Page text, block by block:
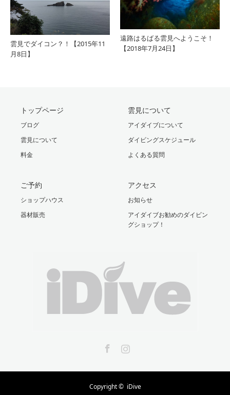
雲見でダイコン？！【2015年11
月8日】
遠路はるばる雲見へようこそ！
【2018年7月24日】
トップページ
ブログ
雲見について
料金
雲見について
アイダイブについて
ダイビングスケジュール
よくある質問
ご予約
ショップハウス
器材販売
アクセス
お知らせ
アイダイブお勧めのダイビン
グショップ！
Copyright © iDive